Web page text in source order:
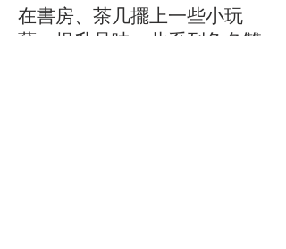
在書房、茶几擺上一些小玩
藝，提升品味。此系列角色雙